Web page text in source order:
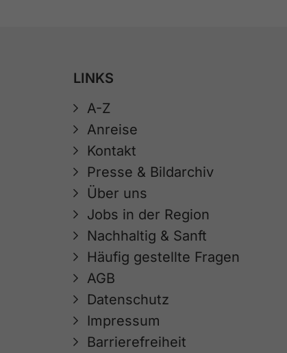
LINKS
A-Z
Anreise
Kontakt
Presse & Bildarchiv
Über uns
Jobs in der Region
Nachhaltig & Sanft
Häufig gestellte Fragen
AGB
Datenschutz
Impressum
Barrierefreiheit